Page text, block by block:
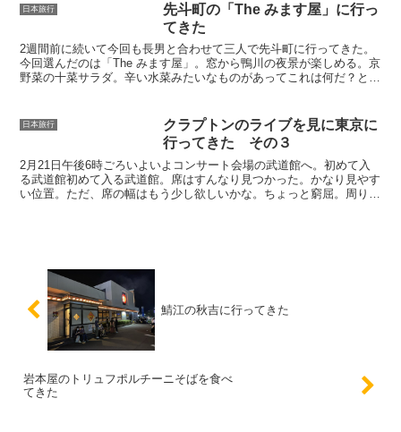
日本旅行
先斗町の「The みます屋」に行っ
てきた
2週間前に続いて今回も長男と合わせて三人で先斗町に行ってきた。
今回選んだのは「The みます屋」。窓から鴨川の夜景が楽しめる。京
野菜の十菜サラダ。辛い水菜みたいなものがあってこれは何だ？と話
日本旅行
クラプトンのライブを見に東京に
行ってきた その３
2月21日午後6時ごろいよいよコンサート会場の武道館へ。初めて入
る武道館初めて入る武道館。席はすんなり見つかった。かなり見やす
い位置。ただ、席の幅はもう少し欲しいかな。ちょっと窮屈。周りを
鯖江の秋吉に行ってきた
岩本屋のトリュフポルチーニそばを食べ
てきた